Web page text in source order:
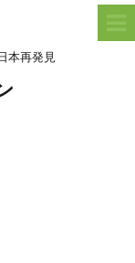
本再発見